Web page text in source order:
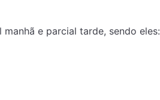
e parcial tarde, sendo eles: